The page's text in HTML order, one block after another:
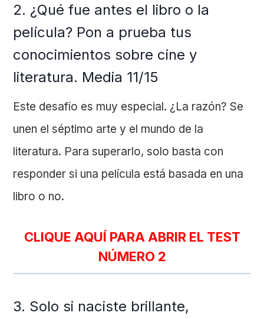
2. ¿Qué fue antes el libro o la
película? Pon a prueba tus
conocimientos sobre cine y
literatura. Media 11/15
Este desafío es muy especial. ¿La razón? Se
unen el séptimo arte y el mundo de la
literatura. Para superarlo, solo basta con
responder si una película está basada en una
libro o no.
CLIQUE AQUÍ PARA ABRIR EL TEST
NÚMERO 2
3. Solo si naciste brillante,